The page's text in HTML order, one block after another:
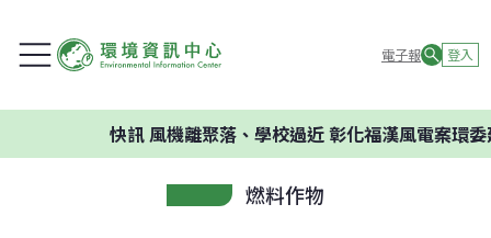
電子報 登入
快訊風機離聚落、學校過近 彰化福漢風電案環委建
燃料作物